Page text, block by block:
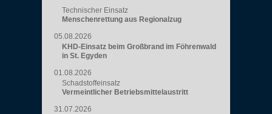
Technischer Einsatz
Menschenrettung aus Regionalzug
05.08.2026
KHD-Einsatz beim Großbrand im Föhrenwald
in St. Egyden
01.08.2026
Schadstoffeinsatz
Vermeintlicher Betriebsmittelaustritt
31.07.2026